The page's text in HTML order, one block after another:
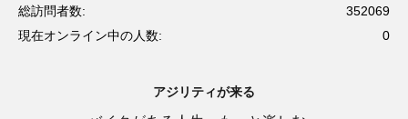
352069
総訪問者数:
0
現在オンライン中の人数:
アジリティが来る